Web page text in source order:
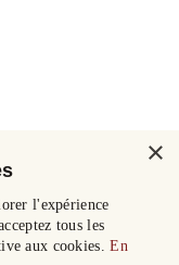
×
l'expérience
tous les
aux cookies.En